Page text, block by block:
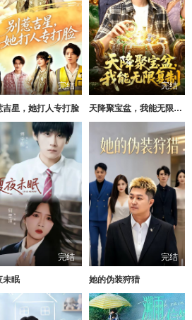
完结
吉星，她打人专打脸
完结
天降聚宝盆，我能无限复制
完结
未眠
完结
她的伪装狩猎